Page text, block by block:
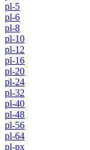
pl-5
pl-6
pl-8
pl-10
pl-12
pl-16
pl-20
pl-24
pl-32
pl-40
pl-48
pl-56
pl-64
pl-px